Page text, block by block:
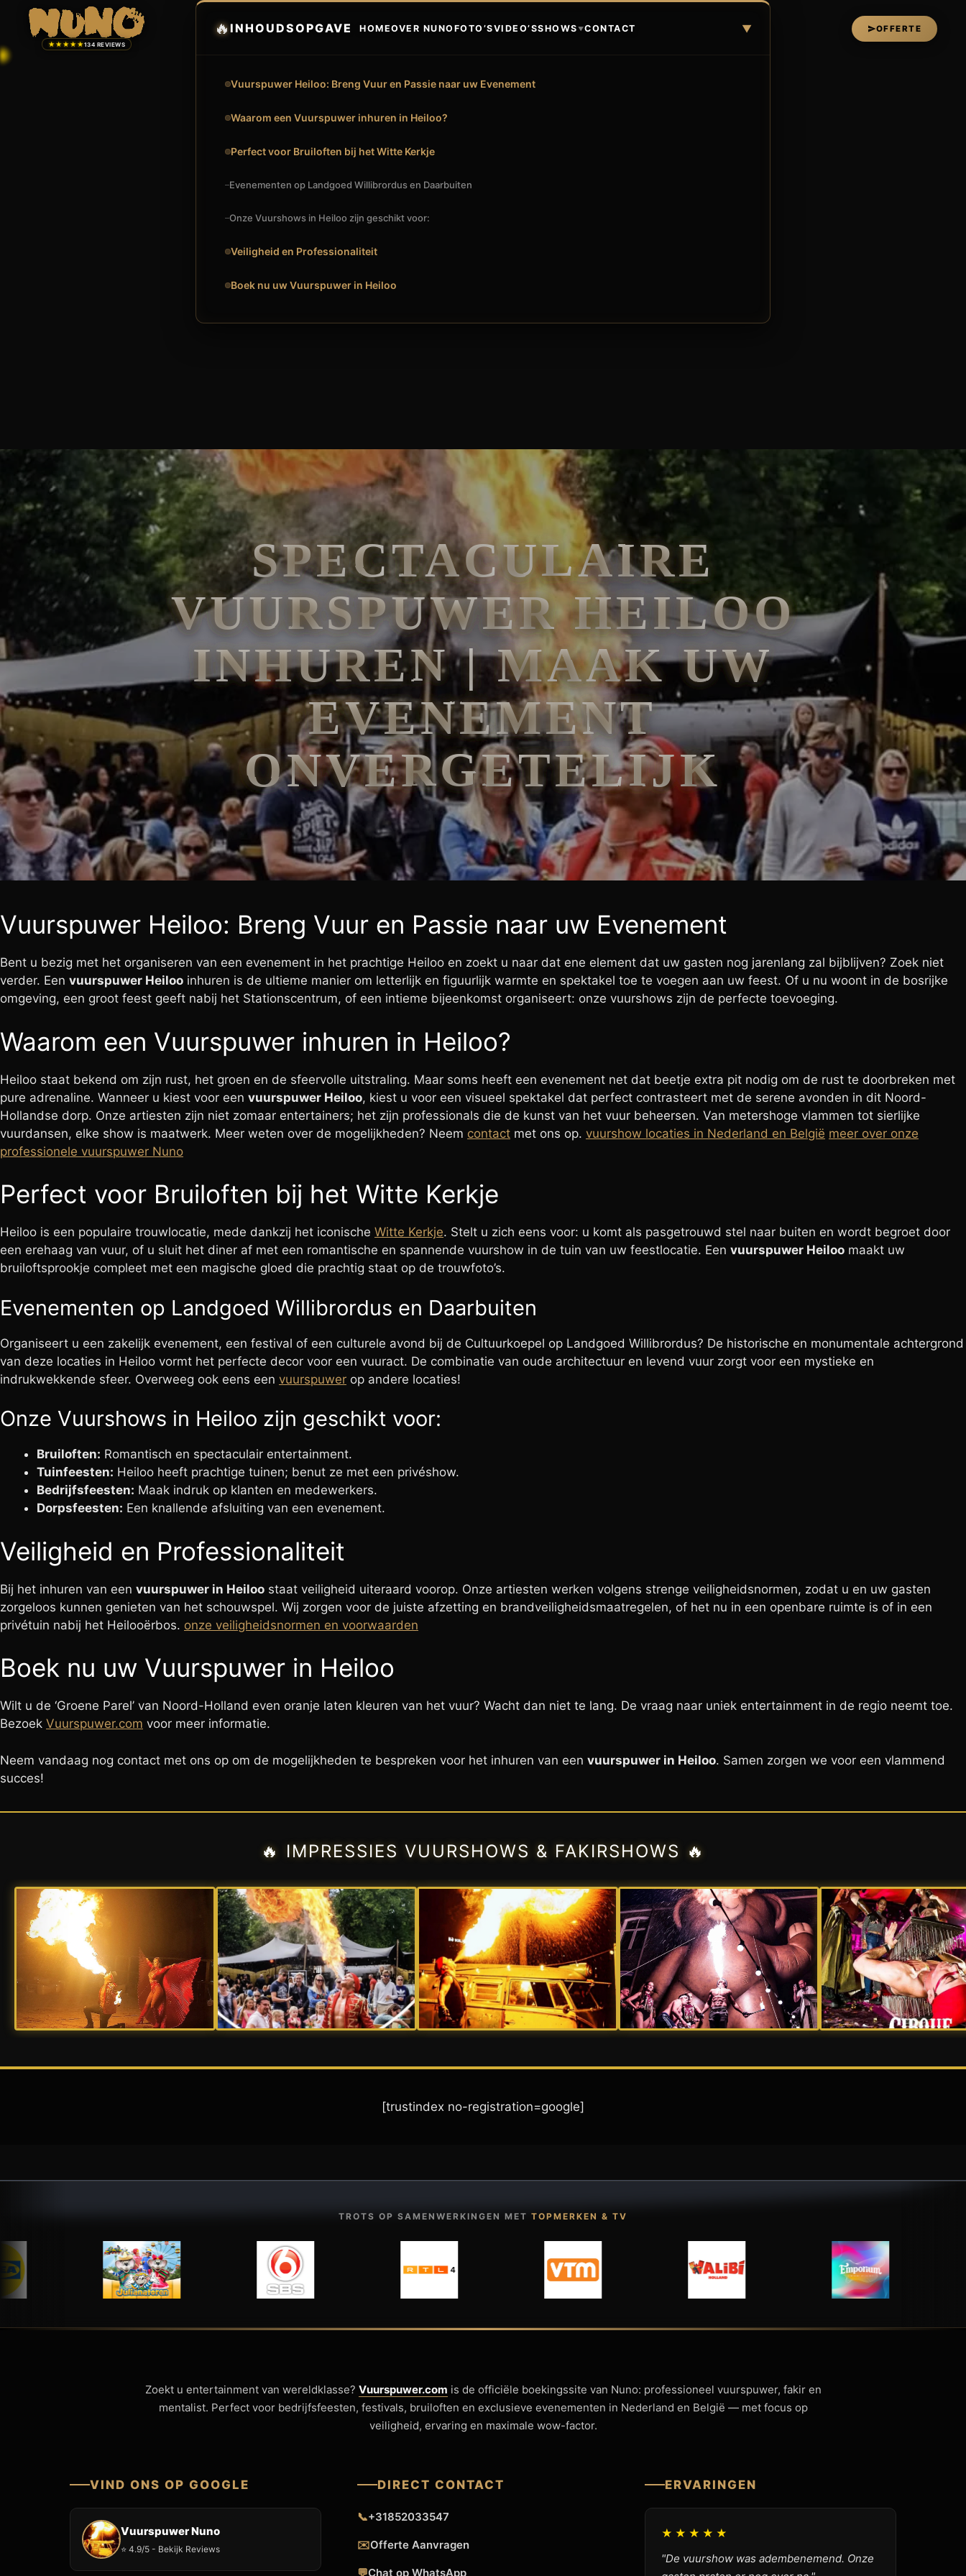
★★★★★134 REVIEWS
HOMEOVER NUNO FOTO’SVIDEO’SSHOWS ▼CONTACT OFFERTE
🔥INHOUDSOPGAVE ▼
Vuurspuwer Heiloo: Breng Vuur en Passie naar uw Evenement
Waarom een Vuurspuwer inhuren in Heiloo?
Perfect voor Bruiloften bij het Witte Kerkje
Evenementen op Landgoed Willibrordus en Daarbuiten
Onze Vuurshows in Heiloo zijn geschikt voor:
Veiligheid en Professionaliteit
Boek nu uw Vuurspuwer in Heiloo
SPECTACULAIRE
VUURSPUWER HEILOO
INHUREN | MAAK UW
EVENEMENT
ONVERGETELIJK
Vuurspuwer Heiloo: Breng Vuur en Passie naar uw Evenement
Bent u bezig met het organiseren van een evenement in het prachtige Heiloo en zoekt u naar dat ene element dat uw gasten nog jarenlang zal bijblijven? Zoek niet
verder. Een vuurspuwer Heiloo inhuren is de ultieme manier om letterlijk en figuurlijk warmte en spektakel toe te voegen aan uw feest. Of u nu woont in de bosrijke
omgeving, een groot feest geeft nabij het Stationscentrum, of een intieme bijeenkomst organiseert: onze vuurshows zijn de perfecte toevoeging.
Waarom een Vuurspuwer inhuren in Heiloo?
Heiloo staat bekend om zijn rust, het groen en de sfeervolle uitstraling. Maar soms heeft een evenement net dat beetje extra pit nodig om de rust te doorbreken met
pure adrenaline. Wanneer u kiest voor een vuurspuwer Heiloo, kiest u voor een visueel spektakel dat perfect contrasteert met de serene avonden in dit Noord-
Hollandse dorp. Onze artiesten zijn niet zomaar entertainers; het zijn professionals die de kunst van het vuur beheersen. Van metershoge vlammen tot sierlijke
vuurdansen, elke show is maatwerk. Meer weten over de mogelijkheden? Neem contact met ons op. vuurshow locaties in Nederland en België meer over onze
professionele vuurspuwer Nuno
Perfect voor Bruiloften bij het Witte Kerkje
Heiloo is een populaire trouwlocatie, mede dankzij het iconische Witte Kerkje. Stelt u zich eens voor: u komt als pasgetrouwd stel naar buiten en wordt begroet door
een erehaag van vuur, of u sluit het diner af met een romantische en spannende vuurshow in de tuin van uw feestlocatie. Een vuurspuwer Heiloo maakt uw
bruiloftsprookje compleet met een magische gloed die prachtig staat op de trouwfoto’s.
Evenementen op Landgoed Willibrordus en Daarbuiten
Organiseert u een zakelijk evenement, een festival of een culturele avond bij de Cultuurkoepel op Landgoed Willibrordus? De historische en monumentale achtergrond
van deze locaties in Heiloo vormt het perfecte decor voor een vuuract. De combinatie van oude architectuur en levend vuur zorgt voor een mystieke en
indrukwekkende sfeer. Overweeg ook eens een vuurspuwer op andere locaties!
Onze Vuurshows in Heiloo zijn geschikt voor:
Bruiloften: Romantisch en spectaculair entertainment.
Tuinfeesten: Heiloo heeft prachtige tuinen; benut ze met een privéshow.
Bedrijfsfeesten: Maak indruk op klanten en medewerkers.
Dorpsfeesten: Een knallende afsluiting van een evenement.
Veiligheid en Professionaliteit
Bij het inhuren van een vuurspuwer in Heiloo staat veiligheid uiteraard voorop. Onze artiesten werken volgens strenge veiligheidsnormen, zodat u en uw gasten
zorgeloos kunnen genieten van het schouwspel. Wij zorgen voor de juiste afzetting en brandveiligheidsmaatregelen, of het nu in een openbare ruimte is of in een
privétuin nabij het Heilooërbos. onze veiligheidsnormen en voorwaarden
Boek nu uw Vuurspuwer in Heiloo
Wilt u de ‘Groene Parel’ van Noord-Holland even oranje laten kleuren van het vuur? Wacht dan niet te lang. De vraag naar uniek entertainment in de regio neemt toe.
Bezoek Vuurspuwer.com voor meer informatie.
Neem vandaag nog contact met ons op om de mogelijkheden te bespreken voor het inhuren van een vuurspuwer in Heiloo. Samen zorgen we voor een vlammend
succes!
🔥 IMPRESSIES VUURSHOWS & FAKIRSHOWS 🔥
[trustindex no-registration=google]
TROTS OP SAMENWERKINGEN MET TOPMERKEN & TV
Zoekt u entertainment van wereldklasse? Vuurspuwer.com is de officiële boekingssite van Nuno: professioneel vuurspuwer, fakir en
mentalist. Perfect voor bedrijfsfeesten, festivals, bruiloften en exclusieve evenementen in Nederland en België — met focus op
veiligheid, ervaring en maximale wow-factor.
VIND ONS OP GOOGLE
Vuurspuwer Nuno
⭐ 4.9/5 - Bekijk Reviews
DIRECT CONTACT
📞+31852033547
✉️Offerte Aanvragen
💬Chat op WhatsApp
ERVARINGEN
★★★★★
"De vuurshow was adembenemend. Onze